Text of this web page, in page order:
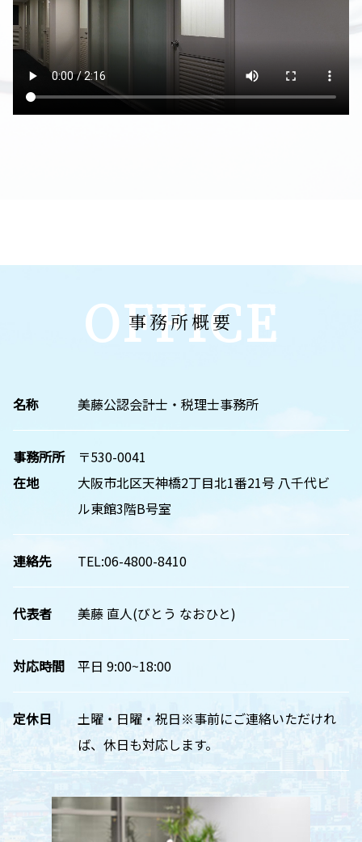
OFFICE
事務所概要
名称 美藤公認会計士・税理士事務所
事務所所
在地
〒530-0041
大阪市北区天神橋2丁目北1番21号 八千代ビ
ル東館3階B号室
連絡先 TEL:06-4800-8410
代表者 美藤 直人(びとう なおひと)
対応時間 平日 9:00~18:00
定休日
土曜・日曜・祝日※事前にご連絡いただけれ
ば、休日も対応します。